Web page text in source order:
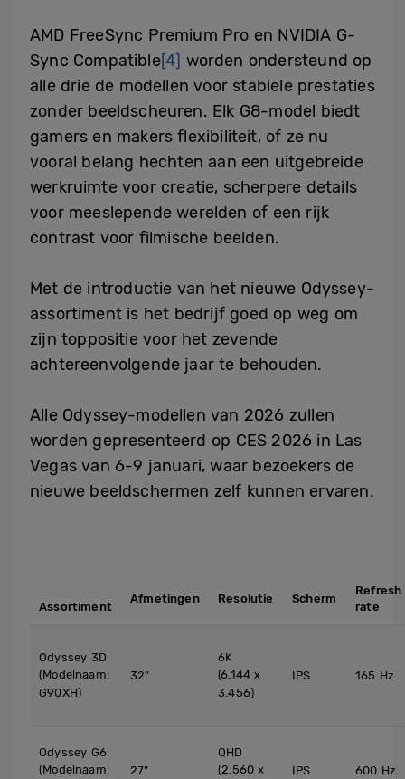
AMD FreeSync Premium Pro en NVIDIA G-
Sync Compatible[4] worden ondersteund op
alle drie de modellen voor stabiele prestaties
zonder beeldscheuren. Elk G8-model biedt
gamers en makers flexibiliteit, of ze nu
vooral belang hechten aan een uitgebreide
werkruimte voor creatie, scherpere details
voor meeslepende werelden of een rijk
contrast voor filmische beelden.
Met de introductie van het nieuwe Odyssey-
assortiment is het bedrijf goed op weg om
zijn toppositie voor het zevende
achtereenvolgende jaar te behouden.
Alle Odyssey-modellen van 2026 zullen
worden gepresenteerd op CES 2026 in Las
Vegas van 6-9 januari, waar bezoekers de
nieuwe beeldschermen zelf kunnen ervaren.
Assortiment
Afmetingen Resolutie Scherm
Refresh
rate
Odyssey 3D
(Modelnaam:
G90XH)
32”
6K
(6.144 x
3.456)
IPS 165 Hz
Odyssey G6
(Modelnaam:
27”
QHD
(2.560 x
IPS 600 Hz